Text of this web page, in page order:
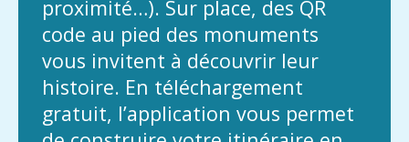
proximité…). Sur place, des QR
code au pied des monuments
vous invitent à découvrir leur
histoire. En téléchargement
gratuit, l’application vous permet